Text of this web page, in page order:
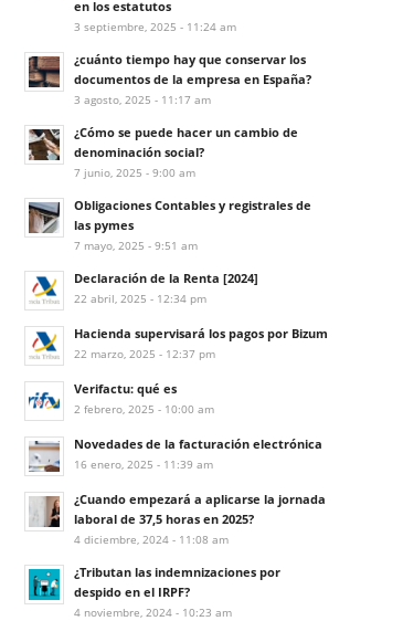
en los estatutos
3 septiembre, 2025 - 11:24 am
¿cuánto tiempo hay que conservar los
documentos de la empresa en España?
3 agosto, 2025 - 11:17 am
¿Cómo se puede hacer un cambio de
denominación social?
7 junio, 2025 - 9:00 am
Obligaciones Contables y registrales de
las pymes
7 mayo, 2025 - 9:51 am
Declaración de la Renta [2024]
22 abril, 2025 - 12:34 pm
Hacienda supervisará los pagos por Bizum
22 marzo, 2025 - 12:37 pm
Verifactu: qué es
2 febrero, 2025 - 10:00 am
Novedades de la facturación electrónica
16 enero, 2025 - 11:39 am
¿Cuando empezará a aplicarse la jornada
laboral de 37,5 horas en 2025?
4 diciembre, 2024 - 11:08 am
¿Tributan las indemnizaciones por
despido en el IRPF?
4 noviembre, 2024 - 10:23 am